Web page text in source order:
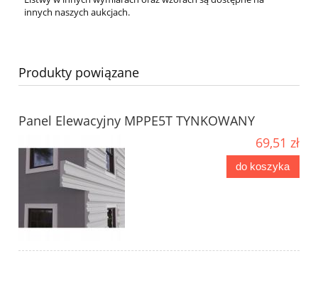
innych naszych aukcjach.
Produkty powiązane
Panel Elewacyjny MPPE5T TYNKOWANY
69,51 zł
do koszyka